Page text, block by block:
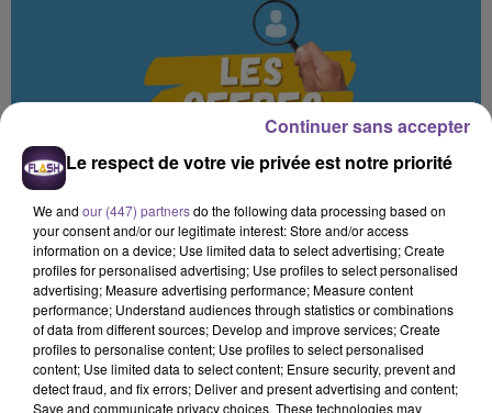
Une association basée à Ussel
recherche un Éducateur Spécialisé
Le respect de votre vie privée est notre priorité
We and our (447) partnersdo the following data processing based on
your consent and/or our legitimate interest: Store and/or access
information on a device; Use limited data to select advertising; Create
profiles for personalised advertising; Use profiles to select personalised
advertising; Measure advertising performance; Measure content
performance; Understand audiences through statistics or combinations
of data from different sources; Develop and improve services; Create
profiles to personalise content; Use profiles to select personalised
content; Use limited data to select content; Ensure security, prevent and
detect fraud, and fix errors; Deliver and present advertising and content;
Save and communicate privacy choices. These technologies may
Continuer sans accepter